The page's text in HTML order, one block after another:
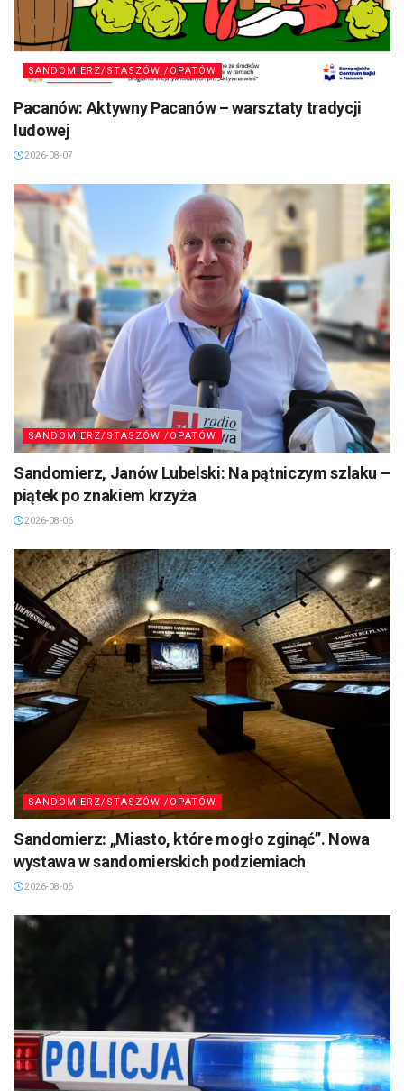
SANDOMIERZ/STASZÓW /OPATÓW
Pacanów: Aktywny Pacanów – warsztaty tradycji
ludowej
2026-08-07
SANDOMIERZ/STASZÓW /OPATÓW
Sandomierz, Janów Lubelski: Na pątniczym szlaku –
piątek po znakiem krzyża
2026-08-06
SANDOMIERZ/STASZÓW /OPATÓW
Sandomierz: „Miasto, które mogło zginąć”. Nowa
wystawa w sandomierskich podziemiach
2026-08-06